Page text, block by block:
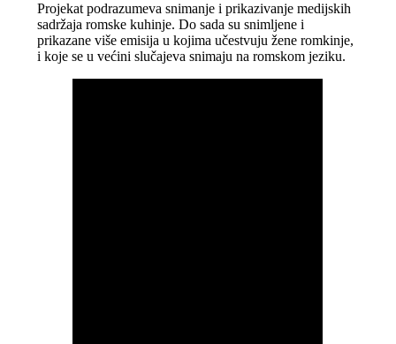
Projekat podrazumeva snimanje i prikazivanje medijskih
sadržaja romske kuhinje. Do sada su snimljene i
prikazane više emisija u kojima učestvuju žene romkinje,
i koje se u većini slučajeva snimaju na romskom jeziku.